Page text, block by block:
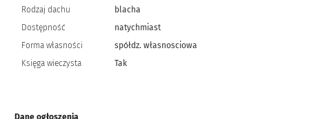
Rodzaj dachu
blacha
Dostępność
natychmiast
Forma własności
spółdz. własnosciowa
Księga wieczysta
Tak
Dane ogłoszenia